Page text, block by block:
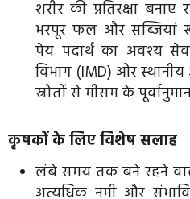
शरीर की प्रतिरक्षा
भरपूर फल और सब्जियां
पेय पदार्थ का अवश्य
विभाग (IMD) ओर
स्रोतों से मीसम के
कृषकों के लिए विशेष सलाह
लंबे समय तक बने रहने
अत्यधिक नमी और